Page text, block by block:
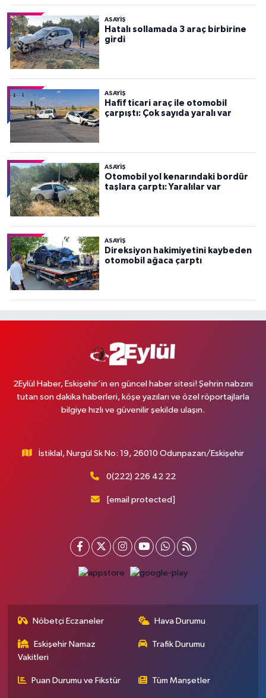
ASAYİŞ
Hatalı sollamada 3 araç birbirine
girdi
ASAYİŞ
Hafif ticari araç ile otomobil
çarpıştı: Çok sayıda yaralı var
ASAYİŞ
Otomobil yol kenarındaki bordür
taşlara çarptı: Yaralılar var
ASAYİŞ
Direksiyon hakimiyetini kaybeden
otomobil ağaca çarptı
2Eylül Haber, Eskişehir’in en güncel haber sitesi! Şehrin nabzını
tutan son dakika haberleri, köşe yazıları ve özel röportajlarla
bilgiye hızlı ve güvenilir şekilde ulaşın.
İstiklal, Nurgül Sk No: 19, 26010 Odunpazarı/Eskişehir
0(222) 226 42 22
[email protected]
Nöbetçi Eczaneler Hava Durumu
Eskişehir Namaz
Vakitleri
Trafik Durumu
Puan Durumu ve Fikstür Tüm Manşetler